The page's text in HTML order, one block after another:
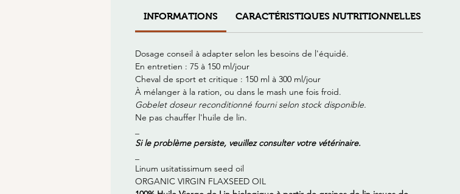
INFORMATIONS CARACTÉRISTIQUES NUTRITIONNELLES pour
Dosage conseil à adapter selon les besoins de l'équidé.
En entretien : 75 à 150 ml/jour
Cheval de sport et critique : 150 ml à 300 ml/jour
À mélanger à la ration, ou dans le mash une fois froid.
Gobelet doseur reconditionné fourni selon stock disponible.
Ne pas chauffer l'huile de lin.
Si le problème persiste, veuillez consulter votre vétérinaire.
Linum usitatissimum seed oil
ORGANIC VIRGIN FLAXSEED OIL